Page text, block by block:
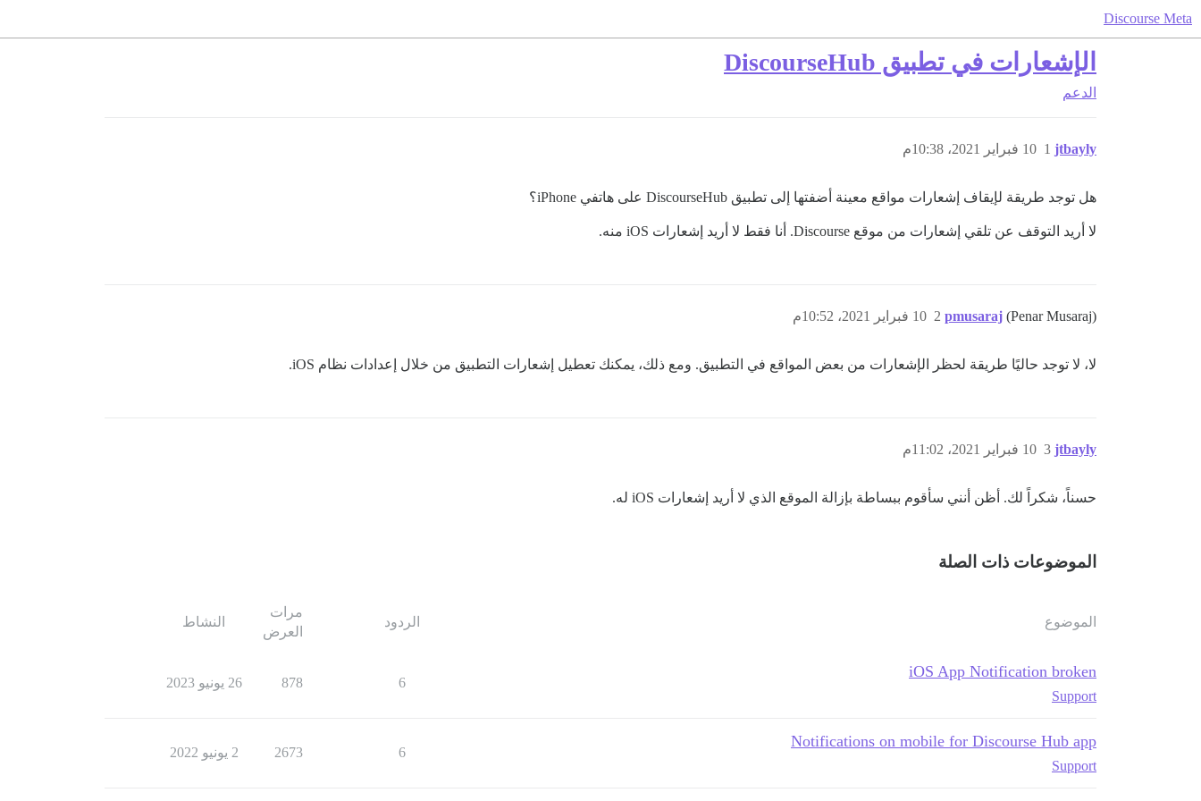
Discourse Meta
الإشعارات في تطبيق DiscourseHub
الدعم
jtbayly 10 فبراير 2021، 10:38م 1
هل توجد طريقة لإيقاف إشعارات مواقع معينة أضفتها إلى تطبيق DiscourseHub على هاتفي iPhone؟
لا أريد التوقف عن تلقي إشعارات من موقع Discourse. أنا فقط لا أريد إشعارات iOS منه.
pmusaraj (Penar Musaraj) 10 فبراير 2021، 10:52م 2
لا، لا توجد حاليًا طريقة لحظر الإشعارات من بعض المواقع في التطبيق. ومع ذلك، يمكنك تعطيل إشعارات التطبيق من خلال إعدادات نظام iOS.
jtbayly 10 فبراير 2021، 11:02م 3
حسناً، شكراً لك. أظن أنني سأقوم ببساطة بإزالة الموقع الذي لا أريد إشعارات iOS له.
الموضوعات ذات الصلة
الموضوع الردود
مرات
العرض
النشاط
iOS App Notification broken
Support
6
878 26 يونيو 2023
Notifications on mobile for Discourse Hub app
Support
6
2673 2 يونيو 2022